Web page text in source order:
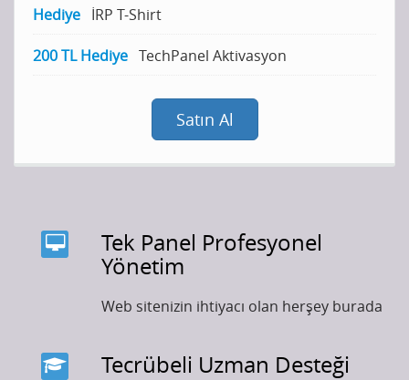
Hediye İRP T-Shirt
200 TL Hediye TechPanel Aktivasyon
Satın Al
Tek Panel Profesyonel
Yönetim
Web sitenizin ihtiyacı olan herşey burada
Tecrübeli Uzman Desteği